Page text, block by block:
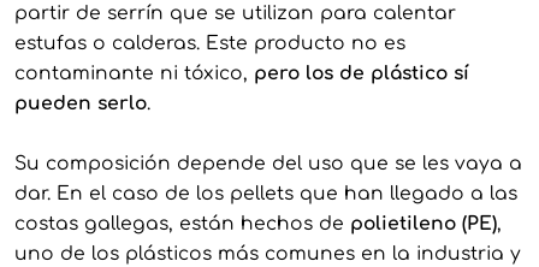
partir de serrín que se utilizan para calentar
estufas o calderas. Este producto no es
contaminante ni tóxico, pero los de plástico sí
pueden serlo.
Su composición depende del uso que se les vaya a
dar. En el caso de los pellets que han llegado a las
costas gallegas, están hechos de polietileno (PE),
uno de los plásticos más comunes en la industria y